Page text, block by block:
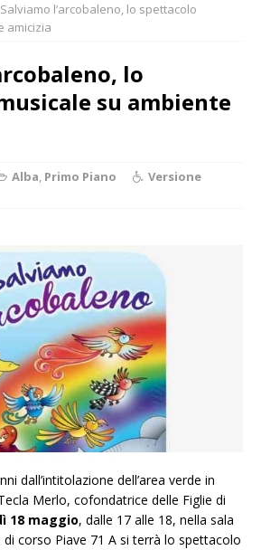
Salviamo l’arcobaleno, lo spettacolo
amicizia
lo
su ambiente
Alba, Primo Piano
Versione
dall’intitolazione dell’area verde in
Merlo, cofondatrice delle Figlie di
18 maggio, dalle 17 alle 18, nella sala
di corso Piave 71 A si terrà lo spettacolo